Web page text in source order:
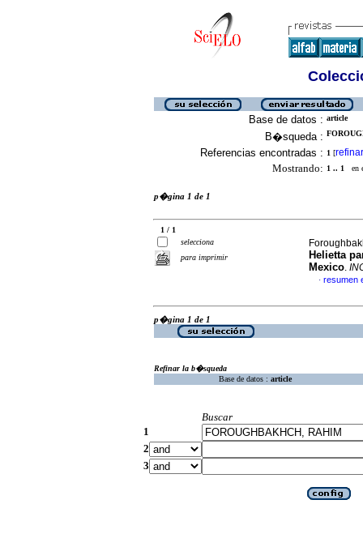
Base de datos : article
B�squeda :
Referencias encontradas : 1 [refinar
Mostrando: 1 .. 1 en
p�gina 1 de 1
1 / 1
selecciona
para imprimir
Helietta
Mexico.
· resumen
p�gina 1 de 1
Refinar la b�squeda
Base de datos : article
Buscar
1
2
3